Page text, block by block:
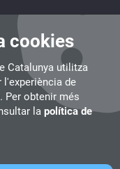
cookies
Catalunya utilitza
de
Per obtenir més
la política de